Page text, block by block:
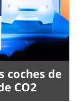
coches de
CO2